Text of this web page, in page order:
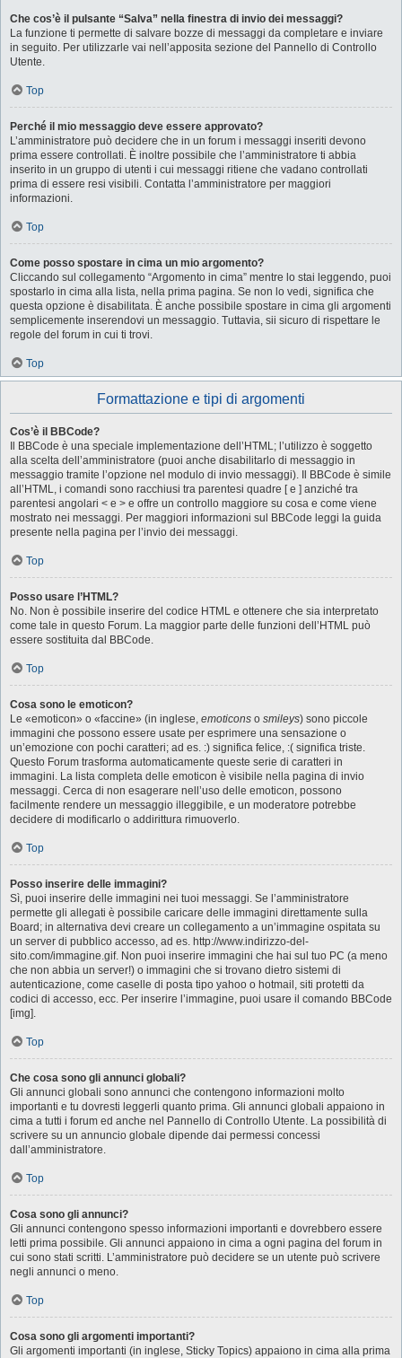
Che cos’è il pulsante “Salva” nella finestra di invio dei messaggi?
La funzione ti permette di salvare bozze di messaggi da completare e inviare
in seguito. Per utilizzarle vai nell’apposita sezione del Pannello di Controllo
Utente.
Top
Perché il mio messaggio deve essere approvato?
L’amministratore può decidere che in un forum i messaggi inseriti devono
prima essere controllati. È inoltre possibile che l’amministratore ti abbia
inserito in un gruppo di utenti i cui messaggi ritiene che vadano controllati
prima di essere resi visibili. Contatta l’amministratore per maggiori
informazioni.
Top
Come posso spostare in cima un mio argomento?
Cliccando sul collegamento “Argomento in cima” mentre lo stai leggendo, puoi
spostarlo in cima alla lista, nella prima pagina. Se non lo vedi, significa che
questa opzione è disabilitata. È anche possibile spostare in cima gli argomenti
semplicemente inserendovi un messaggio. Tuttavia, sii sicuro di rispettare le
regole del forum in cui ti trovi.
Top
Formattazione e tipi di argomenti
Cos’è il BBCode?
Il BBCode è una speciale implementazione dell’HTML; l’utilizzo è soggetto
alla scelta dell’amministratore (puoi anche disabilitarlo di messaggio in
messaggio tramite l’opzione nel modulo di invio messaggi). Il BBCode è simile
all’HTML, i comandi sono racchiusi tra parentesi quadre [ e ] anziché tra
parentesi angolari < e > e offre un controllo maggiore su cosa e come viene
mostrato nei messaggi. Per maggiori informazioni sul BBCode leggi la guida
presente nella pagina per l’invio dei messaggi.
Top
Posso usare l’HTML?
No. Non è possibile inserire del codice HTML e ottenere che sia interpretato
come tale in questo Forum. La maggior parte delle funzioni dell’HTML può
essere sostituita dal BBCode.
Top
Cosa sono le emoticon?
Le «emoticon» o «faccine» (in inglese, emoticons o smileys) sono piccole
immagini che possono essere usate per esprimere una sensazione o
un’emozione con pochi caratteri; ad es. :) significa felice, :( significa triste.
Questo Forum trasforma automaticamente queste serie di caratteri in
immagini. La lista completa delle emoticon è visibile nella pagina di invio
messaggi. Cerca di non esagerare nell’uso delle emoticon, possono
facilmente rendere un messaggio illeggibile, e un moderatore potrebbe
decidere di modificarlo o addirittura rimuoverlo.
Top
Posso inserire delle immagini?
Sì, puoi inserire delle immagini nei tuoi messaggi. Se l’amministratore
permette gli allegati è possibile caricare delle immagini direttamente sulla
Board; in alternativa devi creare un collegamento a un’immagine ospitata su
un server di pubblico accesso, ad es. http://www.indirizzo-del-
sito.com/immagine.gif. Non puoi inserire immagini che hai sul tuo PC (a meno
che non abbia un server!) o immagini che si trovano dietro sistemi di
autenticazione, come caselle di posta tipo yahoo o hotmail, siti protetti da
codici di accesso, ecc. Per inserire l’immagine, puoi usare il comando BBCode
[img].
Top
Che cosa sono gli annunci globali?
Gli annunci globali sono annunci che contengono informazioni molto
importanti e tu dovresti leggerli quanto prima. Gli annunci globali appaiono in
cima a tutti i forum ed anche nel Pannello di Controllo Utente. La possibilità di
scrivere su un annuncio globale dipende dai permessi concessi
dall’amministratore.
Top
Cosa sono gli annunci?
Gli annunci contengono spesso informazioni importanti e dovrebbero essere
letti prima possibile. Gli annunci appaiono in cima a ogni pagina del forum in
cui sono stati scritti. L’amministratore può decidere se un utente può scrivere
negli annunci o meno.
Top
Cosa sono gli argomenti importanti?
Gli argomenti importanti (in inglese, Sticky Topics) appaiono in cima alla prima